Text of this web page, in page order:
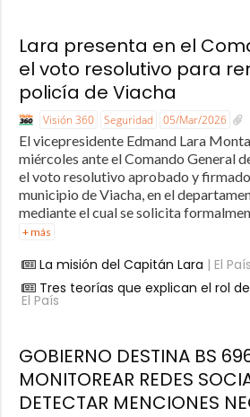
Lara presenta en el
el voto resolutivo para
policía de Viacha
Visión 360 Seguridad 05/Mar/2026
El vicepresidente Edmand Lara
miércoles ante el Comando General
el voto resolutivo aprobado y
municipio de Viacha, en el
mediante el cual se solicita
+ más
La misión del Capitán Lara | El País
Tres teorías que explican el rol
El País
GOBIERNO DESTINA BS
MONITOREAR REDES
DETECTAR MENCIONES